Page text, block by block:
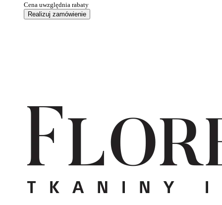
Cena uwzględnia rabaty
Realizuj zamówienie